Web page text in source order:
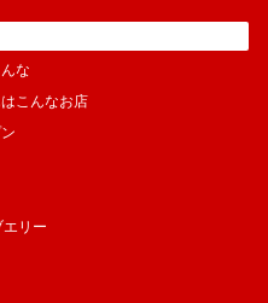
な
こんなお店
リー